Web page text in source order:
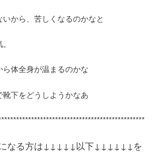
から、苦しくなるのかなと
体全身が温まるのかな
下をどうしようかなあ
になる方は↓↓↓↓↓以下↓↓↓↓↓↓を